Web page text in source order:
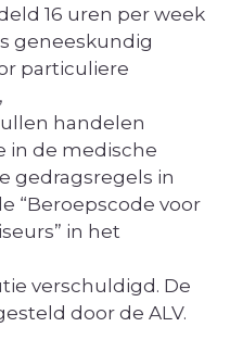
16 uren per week
geneeskundig
particuliere
handelen
in de medische
gedragsregels in
“Beroepscode voor
in het
verschuldigd. De
door de ALV.